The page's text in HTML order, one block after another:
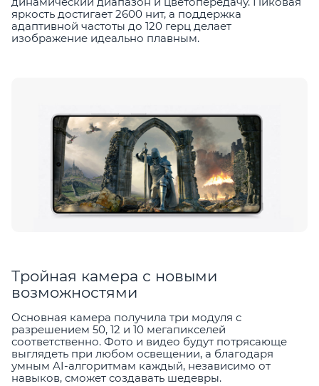
яркость достигает 2600 нит, а поддержка
адаптивной частоты до 120 герц делает
изображение идеально плавным.
Тройная камера с новыми
возможностями
Основная камера получила три модуля с
разрешением 50, 12 и 10 мегапикселей
соответственно. Фото и видео будут потрясающе
выглядеть при любом освещении, а благодаря
умным AI-алгоритмам каждый, независимо от
навыков, сможет создавать шедевры.